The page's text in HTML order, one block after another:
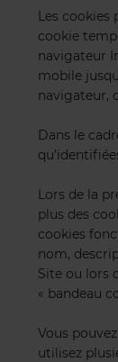
Les
cookie
navigateur
mobile
navigateur,
Dans le
Lors de la
plus des
cookies
nom,
Site ou lors
« bandeau
Vous
utilisez